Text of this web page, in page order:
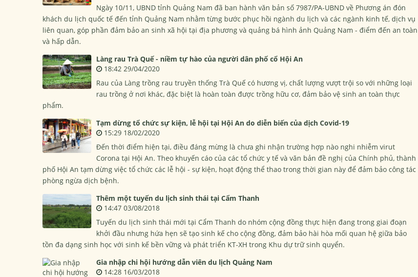
Ngày 10/11, UBND tỉnh Quảng Nam đã ban hành văn bản số 7987/PA-UBND về Phương án đón
khách du lịch quốc tế đến tỉnh Quảng Nam nhằm từng bước phục hồi ngành du lịch và các ngành kinh tế, dịch vụ
liên quan, góp phần đảm bảo an sinh xã hội tại địa phương và quảng bá hình ảnh Quảng Nam - điểm đến an toàn
và hấp dẫn.
Làng rau Trà Quế - niềm tự hào của người dân phố cổ Hội An
18:42 29/04/2020
Rau của Làng trồng rau truyền thống Trà Quế có hương vị, chất lượng vượt trội so với những loại
rau trồng ở nơi khác, đặc biệt là hoàn toàn được trồng hữu cơ, đảm bảo vệ sinh an toàn thực
phẩm.
Tạm dừng tổ chức sự kiện, lễ hội tại Hội An do diễn biến của dịch Covid-19
15:29 18/02/2020
Đến thời điểm hiện tại, điều đáng mừng là chưa ghi nhận trường hợp nào nghi nhiễm virut
Corona tại Hội An. Theo khuyến cáo của các tổ chức y tế và văn bản đề nghị của Chính phủ, thành
phố Hội An tạm dừng việc tổ chức các lễ hội - sự kiện, hoạt động thể thao trong thời gian này để đảm bảo công tác
phòng ngừa dịch bệnh.
Thêm một tuyến du lịch sinh thái tại Cẩm Thanh
14:47 03/08/2018
Tuyến du lịch sinh thái mới tại Cẩm Thanh do nhóm cộng đồng thực hiện đang trong giai đoạn
khởi đầu nhưng hứa hẹn sẽ tạo sinh kế cho cộng đồng, đảm bảo hài hòa mối quan hệ giữa bảo
tồn đa dạng sinh học với sinh kế bền vững và phát triển KT-XH trong Khu dự trữ sinh quyển.
Gia nhập chi hội hướng dẫn viên du lịch Quảng Nam
14:28 16/03/2018